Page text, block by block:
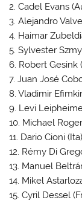
2. Cadel Evans
3. Alejandro
4. Haimar
5. Sylvester
6. Robert Gesink
7. Juan José
8. Vladimir
9. Levi
10. Michael
11. Dario Cioni
12. Rémy Di
13. Manuel
14. Mikel
15. Cyril Dessel